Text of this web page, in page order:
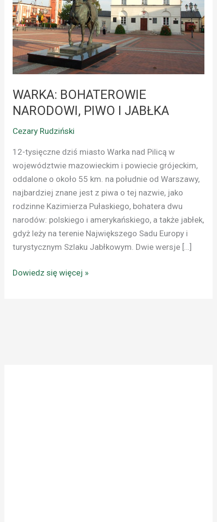
WARKA: BOHATEROWIE
NARODOWI, PIWO I JABŁKA
Cezary Rudziński
12-tysięczne dziś miasto Warka nad Pilicą w
województwie mazowieckim i powiecie grójeckim,
oddalone o około 55 km. na południe od Warszawy,
najbardziej znane jest z piwa o tej nazwie, jako
rodzinne Kazimierza Pułaskiego, bohatera dwu
narodów: polskiego i amerykańskiego, a także jabłek,
gdyż leży na terenie Największego Sadu Europy i
turystycznym Szlaku Jabłkowym. Dwie wersje […]
I
JABŁKA
Dowiedz się więcej »